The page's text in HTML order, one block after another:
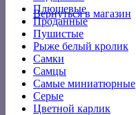
Вернуться в магазин
Плюшевые
Проданные
Пушистые
Рыже белый кролик
Самки
Самцы
Самые миниатюрные
Серые
Цветной карлик